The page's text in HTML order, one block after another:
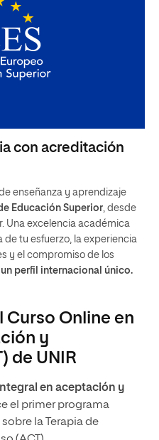
con acreditación
enseñanza y aprendizaje
Educación Superior, desde
Una excelencia académica
de tu esfuerzo, la experiencia
y el compromiso de los
perfil internacional único.
Curso Online en
y
de UNIR
en aceptación y
el primer programa
la Terapia de